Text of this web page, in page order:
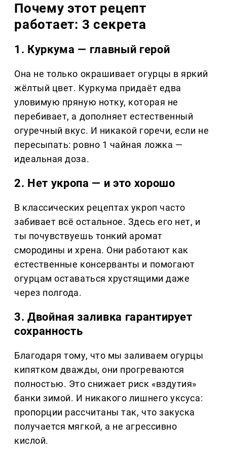
Почему этот рецепт
работает: 3 секрета
1. Куркума — главный герой
Она не только окрашивает огурцы в яркий
жёлтый цвет. Куркума придаёт едва
уловимую пряную нотку, которая не
перебивает, а дополняет естественный
огуречный вкус. И никакой горечи, если не
пересыпать: ровно 1 чайная ложка —
идеальная доза.
2. Нет укропа — и это хорошо
В классических рецептах укроп часто
забивает всё остальное. Здесь его нет, и
ты почувствуешь тонкий аромат
смородины и хрена. Они работают как
естественные консерванты и помогают
огурцам оставаться хрустящими даже
через полгода.
3. Двойная заливка гарантирует
сохранность
Благодаря тому, что мы заливаем огурцы
кипятком дважды, они прогреваются
полностью. Это снижает риск «вздутия»
банки зимой. И никакого лишнего уксуса:
пропорции рассчитаны так, что закуска
получается мягкой, а не агрессивно
кислой.